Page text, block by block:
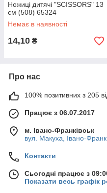
Ножиці дитячі "SCISSORS" 13
см (508) 65324
Немає в наявності
14,10 ₴
Про нас
100% позитивних з 205
Працює з 06.07.2017
м. Івано-Франківськ
вул. Макуха, Івано-
Контакти
Сьогодні працює з
Показати весь графік